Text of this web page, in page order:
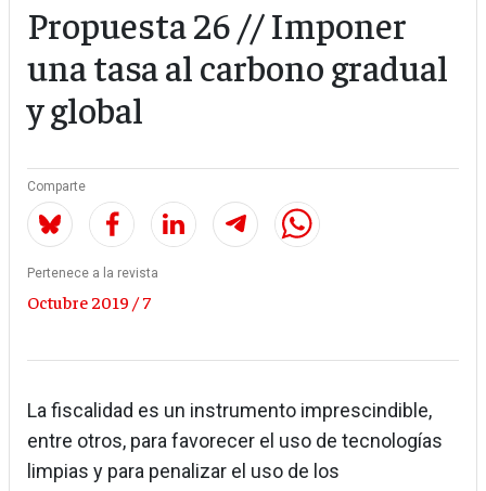
Propuesta 26 // Imponer
una tasa al carbono gradual
y global
Comparte
Pertenece a la revista
Octubre 2019 / 7
La fiscalidad es un instrumento imprescindible,
entre otros, para favorecer el uso de tecnologías
limpias y para penalizar el uso de los